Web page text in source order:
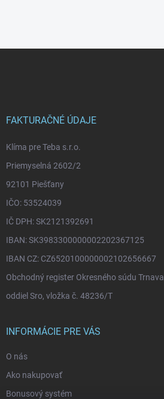
FAKTURAČNÉ ÚDAJE
Klíma pre Teba s.r.o.
Priemyselná 2602/2
92101 Piešťany
IČO: 53524039
IČ DPH: SK2121392691
IBAN: SK3983300000002202367125
IBAN CZ: CZ6520100000002102656667
Obchodný register Okresného súdu Trnava
oddiel Sro, vložka č. 48236/T
INFORMÁCIE PRE VÁS
O nás
Ako nakupovať
Bonusový systém